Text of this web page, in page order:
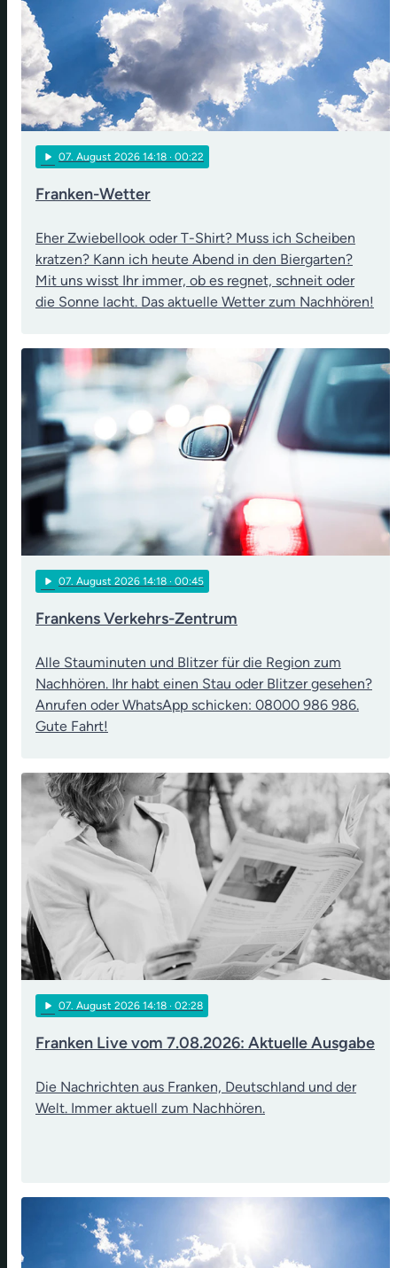
play_arrow 07. August 2026 14:18 · 00:22
Franken-Wetter
Eher Zwiebellook oder T-Shirt? Muss ich Scheiben
kratzen? Kann ich heute Abend in den Biergarten?
Mit uns wisst Ihr immer, ob es regnet, schneit oder
die Sonne lacht. Das aktuelle Wetter zum Nachhören!
play_arrow 07. August 2026 14:18 · 00:45
Frankens Verkehrs-Zentrum
Alle Stauminuten und Blitzer für die Region zum
Nachhören. Ihr habt einen Stau oder Blitzer gesehen?
Anrufen oder WhatsApp schicken: 08000 986 986.
Gute Fahrt!
play_arrow 07. August 2026 14:18 · 02:28
Franken Live vom 7.08.2026: Aktuelle Ausgabe
Die Nachrichten aus Franken, Deutschland und der
Welt. Immer aktuell zum Nachhören.